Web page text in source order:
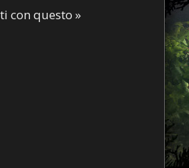
con questo »